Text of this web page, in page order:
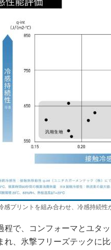
感プリントを組み合わせ、冷感持続性
で、コンフォーマとユタ
れ、氷撃フリーズテックに